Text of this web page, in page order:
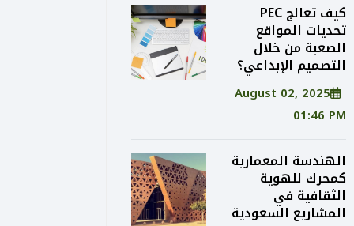
كيف تعالج PEC
تحديات المواقع
الصعبة من خلال
التصميم الإبداعي؟
August 02, 2025
01:46 PM
الهندسة المعمارية
كمحرك للهوية
الثقافية في
المشاريع السعودية